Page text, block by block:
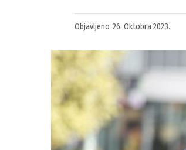
Objavljeno 26. Oktobra 2023.